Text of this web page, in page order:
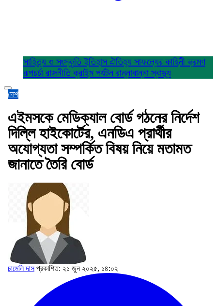
সাহিত্য ও সংস্কৃতিইতিহাস ঐতিহ্য সাফল্যের কাহিনীভ্রমণ
রূপচর্চা রাজনীতিক্রাইম পর্যটন রান্নাবান্নাস্বাস্থ্য
দেশ
এইমসকে মেডিক্যাল বোর্ড গঠনের নির্দেশ
দিল্লি হাইকোর্টের, এনডিএ প্রার্থীর
অযোগ্যতা সম্পর্কিত বিষয় নিয়ে মতামত
জানাতে তৈরি বোর্ড
চামেলি দাস প্রকাশিত: ২১ জুন ২০২৫, ১৪:০২